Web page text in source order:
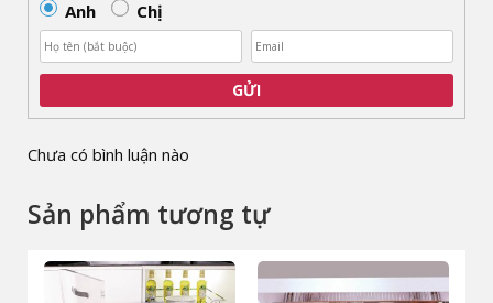
Anh Chị
GỬI
Chưa có bình luận nào
Sản phẩm tương tự